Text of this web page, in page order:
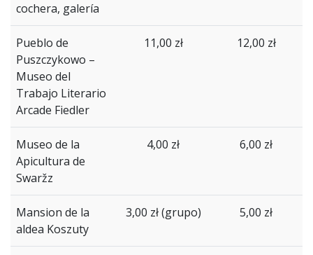
cochera, galería
Pueblo de
Puszczykowo –
Museo del
Trabajo Literario
Arcade Fiedler
11,00 zł 12,00 zł
Museo de la
Apicultura de
Swaržz
4,00 zł 6,00 zł
Mansion de la
aldea Koszuty
3,00 zł (grupo) 5,00 zł